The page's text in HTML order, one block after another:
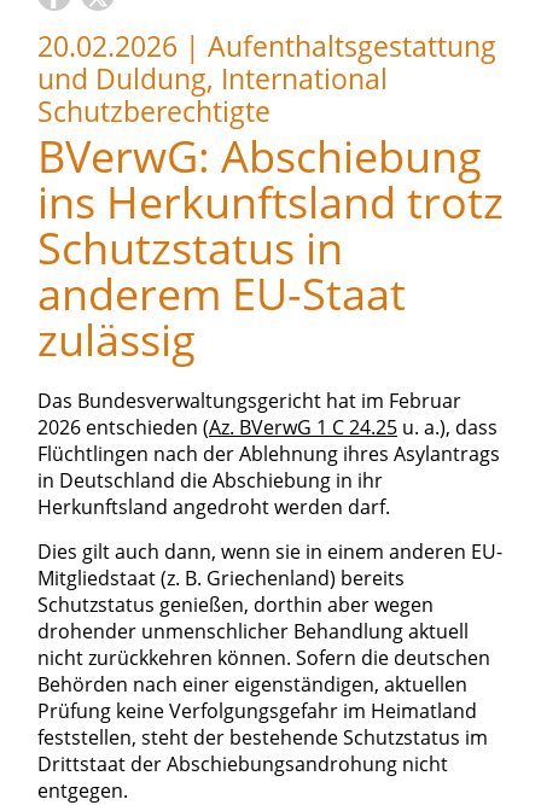
20.02.2026 | Aufenthaltsgestattung
und Duldung, International
Schutzberechtigte
BVerwG: Abschiebung
ins Herkunftsland trotz
Schutzstatus in
anderem EU-Staat
zulässig
Das Bundesverwaltungsgericht hat im Februar
2026 entschieden (Az. BVerwG 1 C 24.25 u. a.), dass
Flüchtlingen nach der Ablehnung ihres Asylantrags
in Deutschland die Abschiebung in ihr
Herkunftsland angedroht werden darf.
Dies gilt auch dann, wenn sie in einem anderen EU-
Mitgliedstaat (z. B. Griechenland) bereits
Schutzstatus genießen, dorthin aber wegen
drohender unmenschlicher Behandlung aktuell
nicht zurückkehren können. Sofern die deutschen
Behörden nach einer eigenständigen, aktuellen
Prüfung keine Verfolgungsgefahr im Heimatland
feststellen, steht der bestehende Schutzstatus im
Drittstaat der Abschiebungsandrohung nicht
entgegen.